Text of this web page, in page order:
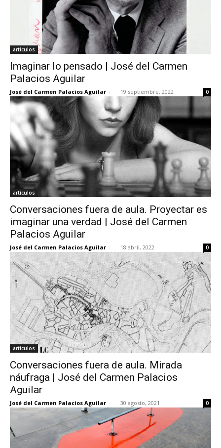
artículos
Imaginar lo pensado | José del Carmen
Palacios Aguilar
José del Carmen Palacios Aguilar - 19 septiembre, 2022 0
artículos
Conversaciones fuera de aula. Proyectar es
imaginar una verdad | José del Carmen
Palacios Aguilar
José del Carmen Palacios Aguilar - 18 abril, 2022 0
artículos
Conversaciones fuera de aula. Mirada
náufraga | José del Carmen Palacios
Aguilar
José del Carmen Palacios Aguilar - 30 agosto, 2021 0